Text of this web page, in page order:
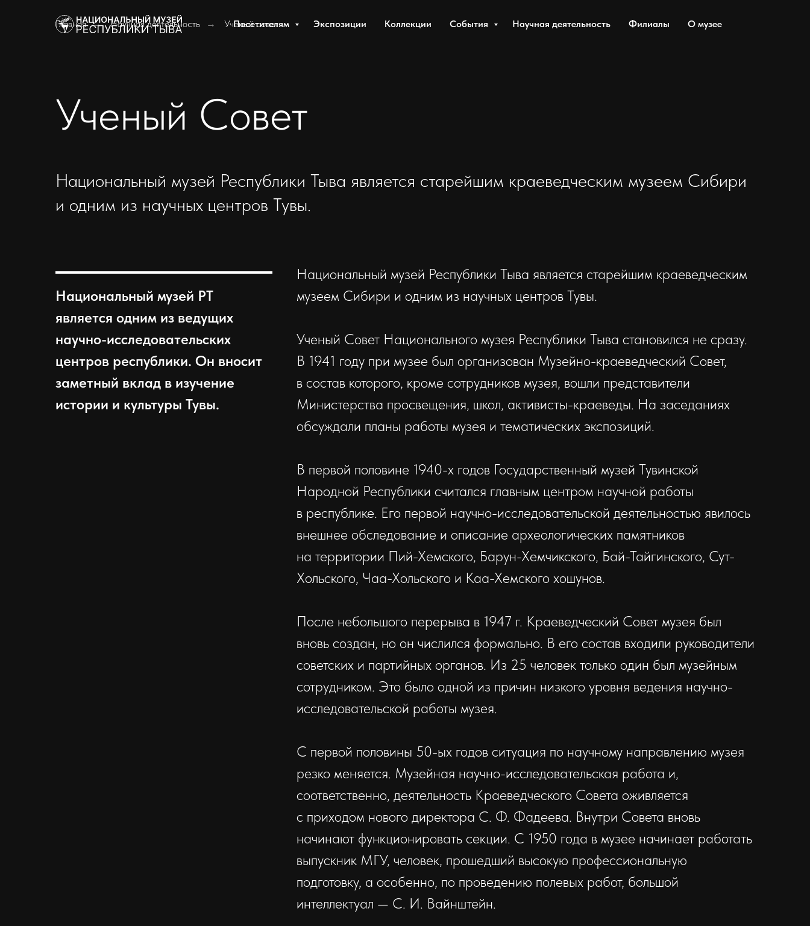
Посетителям Экспозиции Коллекции События Научная деятельность Филиалы О музее
Главная → Научная деятельность → Ученый совет
Ученый Совет
Национальный музей Республики Тыва является старейшим крае­ведческим музеем Сибири
и одним из научных центров Тувы.
Национальный музей РТ
является одним из ведущих
научно-исследовательских
центров республики. Он вносит
заметный вклад в изучение
истории и культуры Тувы.
Национальный музей Республики Тыва является старейшим крае­ведческим
музеем Сибири и одним из научных центров Тувы.
Ученый Совет Национального музея Республики Тыва становился не сразу.
В 1941 году при музее был организован Музейно-крае­ведческий Совет,
в состав которого, кроме сотрудников музея, вошли представители
Министерства просвещения, школ, активисты-крае­ве­ды. На заседаниях
обсуждали планы работы музея и тематических экспозиций.
В первой половине 1940-х годов Государственный музей Тувинской
Народной Республики считался главным центром научной работы
в республике. Его первой научно-исследовательской деятельностью явилось
внешнее обследование и описание археологических памятников
на территории Пий-Хемского, Барун-Хемчикского, Бай-Тайгин­ского, Сут-
Хольского, Чаа-Хольского и Каа-Хемского хошунов.
После небольшого перерыва в 1947 г. Краеведческий Совет музея был
вновь создан, но он числился формально. В его состав входили руководители
советских и партийных органов. Из 25 человек только один был музейным
сотрудником. Это было одной из причин низкого уровня ведения научно-
исследовательской работы музея.
С первой половины 50-ых годов ситуация по научному направлению музея
резко меняется. Музейная научно-исследовательская работа и,
соответственно, деятельность Краеведческого Совета оживляется
с приходом нового директора С. Ф. Фадеева. Внутри Совета вновь
начинают функционировать секции. С 1950 года в музее начинает работать
выпускник МГУ, человек, прошедший высокую профессиональную
подготовку, а особенно, по проведению полевых работ, большой
интеллектуал — С. И. Вайнштейн.